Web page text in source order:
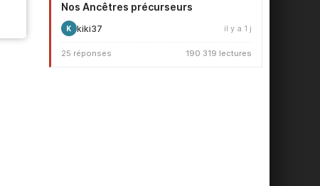
Nos Ancêtres précurseurs
K kiki37 il y a 1 j
25 réponses 190 319 lectures